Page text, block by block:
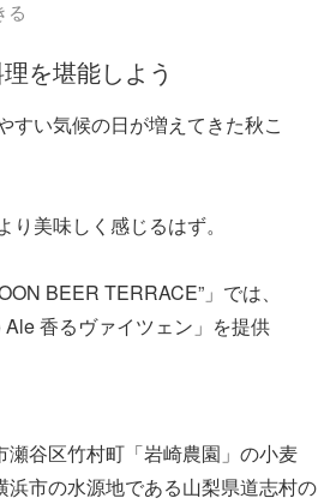
る
を堪能しよう
すい気候の日が増えてきた秋こ
美味しく感じるはず。
BEER TERRACE”」では、
香るヴァイツェン」を提供
瀬谷区竹村町「岩崎農園」の小麦
浜市の水源地である山梨県道志村の